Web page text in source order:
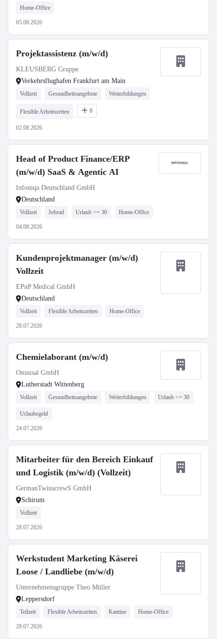
Home-Office
05.08.2026
Projektassistenz (m/w/d)
KLEUSBERG Gruppe
Verkehrsflughafen Frankfurt am Main
Vollzeit Gesundheitsangebote Weiterbildungen
Flexible Arbeitszeiten 8
02.08.2026
Head of Product Finance/ERP
(m/w/d) SaaS & Agentic AI
Infoniqa Deutschland GmbH
Deutschland
Vollzeit Jobrad Urlaub >= 30 Home-Office
04.08.2026
Kundenprojektmanager (m/w/d)
Vollzeit
EPnP Medical GmbH
Deutschland
Vollzeit Flexible Arbeitszeiten Home-Office
28.07.2026
Chemielaborant (m/w/d)
Omnisal GmbH
Lutherstadt Wittenberg
Vollzeit Gesundheitsangebote Weiterbildungen Urlaub >= 30
Urlaubsgeld
24.07.2026
Mitarbeiter für den Bereich Einkauf
und Logistik (m/w/d) (Vollzeit)
GermanTwinscrewS GmbH
Schirum
Vollzeit
28.07.2026
Werkstudent Marketing Käserei
Loose / Landliebe (m/w/d)
Unternehmensgruppe Theo Müller
Leppersdorf
Teilzeit Flexible Arbeitszeiten Kantine Home-Office
28.07.2026